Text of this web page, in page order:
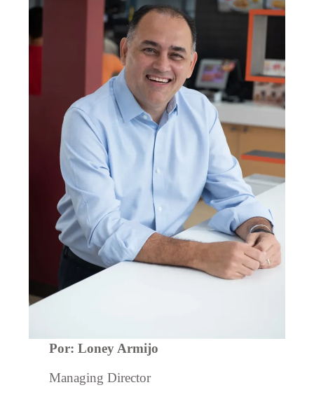
Por: Loney Armijo
Managing Director